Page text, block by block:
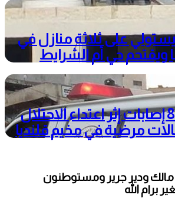
يستولي على ثلاثة منازل في
حي أم الشرايط
الهلال الأحمر: 8 إصابات إثر اعتداء الاحتلال
مرضية في مخيم قلنديا
مالك ودير جرير ومستوطنون
برام الله